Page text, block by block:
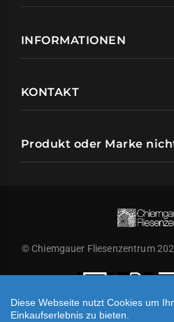
INFORMATIONEN
KONTAKT
Produkt oder Marke
© Chiemgauer Fliesenzentrum
Diese Webseite nutzt Cookies um
Einkaufserlebnis zu bieten.